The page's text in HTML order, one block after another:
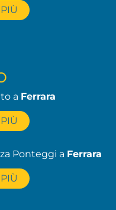
a Ferrara
Ponteggi a Ferrara